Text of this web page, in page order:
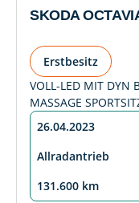
SKODA
Erstbesitz
VOLL-LED MIT DYN
MASSAGE
26.04.2023
Allradantrieb
131.600 km